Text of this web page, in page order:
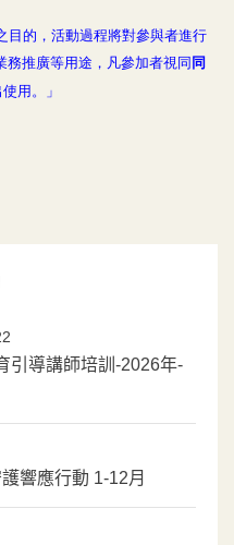
目的，活動過程將對參與者進行
推廣等用途，凡參加者視同同
用。」
引導講師培訓-2026年-
響應行動 1-12月